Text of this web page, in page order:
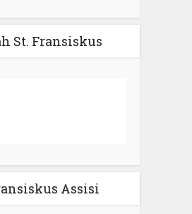
St. Fransiskus
Assisi